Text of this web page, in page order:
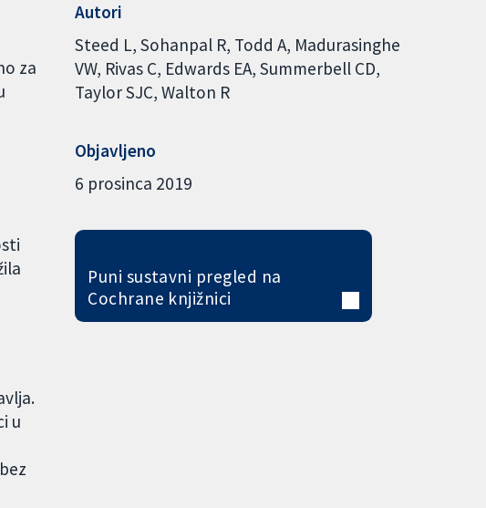
za
u
Autori
Steed L Sohanpal R Todd A Madurasinghe
VW Rivas C Edwards EA Summerbell CD
Taylor SJC Walton R
Objavljeno
6 prosinca 2019
Puni sustavni pregled na
Cochrane knjižnici